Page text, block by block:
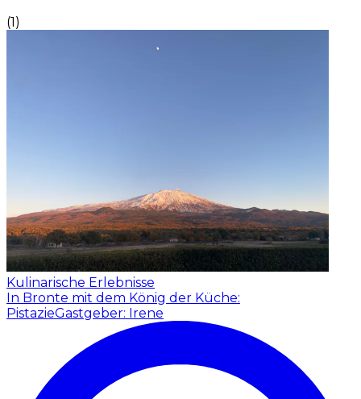
(1)
Kulinarische Erlebnisse
In Bronte mit dem König der Küche:
PistazieGastgeber: Irene